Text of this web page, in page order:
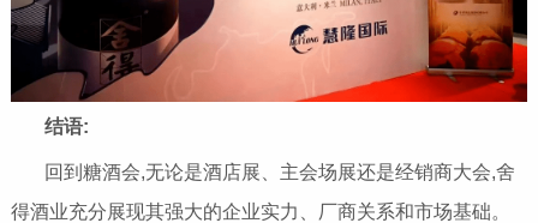
结语:
回到糖酒会,无论是酒店展、主会场展还是经销商大会,舍
得酒业充分展现其强大的企业实力、厂商关系和市场基础。